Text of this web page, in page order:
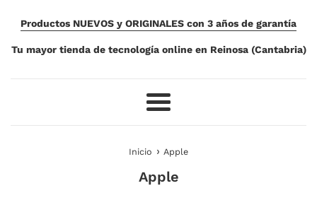
Productos NUEVOS y ORIGINALES con 3 años de garantía
Tu mayor tienda de tecnología online en Reinosa (Cantabria)
Más
Inicio › Apple
Apple